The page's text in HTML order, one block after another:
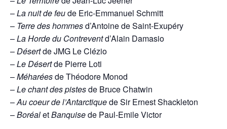
–La nuit de feude Eric-Emmanuel Schmitt
– Terre des hommesd’Antoine de Saint-Exupéry
–La Horde du Contreventd’Alain Damasio
–Désertde JMG Le Clézio
–Le Désertde Pierre Loti
–Méharéesde Théodore Monod
–Le chant des pistesde Bruce Chatwin
–Au coeur de l’Antarctiquede Sir Ernest Shackleton
–BoréaletBanquisede Paul-Emile Victor